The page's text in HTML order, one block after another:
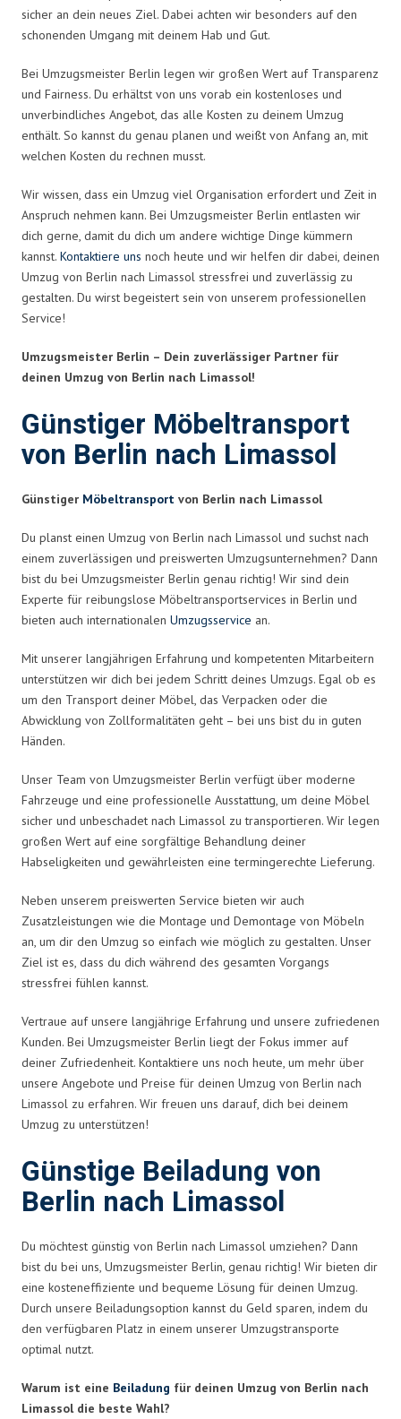
sicher an dein neues Ziel. Dabei achten wir besonders auf den
schonenden Umgang mit deinem Hab und Gut.
Bei Umzugsmeister Berlin legen wir großen Wert auf Transparenz
und Fairness. Du erhältst von uns vorab ein kostenloses und
unverbindliches Angebot, das alle Kosten zu deinem Umzug
enthält. So kannst du genau planen und weißt von Anfang an, mit
welchen Kosten du rechnen musst.
Wir wissen, dass ein Umzug viel Organisation erfordert und Zeit in
Anspruch nehmen kann. Bei Umzugsmeister Berlin entlasten wir
dich gerne, damit du dich um andere wichtige Dinge kümmern
kannst. Kontaktiere uns noch heute und wir helfen dir dabei, deinen
Umzug von Berlin nach Limassol stressfrei und zuverlässig zu
gestalten. Du wirst begeistert sein von unserem professionellen
Service!
Umzugsmeister Berlin – Dein zuverlässiger Partner für
deinen Umzug von Berlin nach Limassol!
Günstiger Möbeltransport
von Berlin nach Limassol
Günstiger Möbeltransport von Berlin nach Limassol
Du planst einen Umzug von Berlin nach Limassol und suchst nach
einem zuverlässigen und preiswerten Umzugsunternehmen? Dann
bist du bei Umzugsmeister Berlin genau richtig! Wir sind dein
Experte für reibungslose Möbeltransportservices in Berlin und
bieten auch internationalen Umzugsservice an.
Mit unserer langjährigen Erfahrung und kompetenten Mitarbeitern
unterstützen wir dich bei jedem Schritt deines Umzugs. Egal ob es
um den Transport deiner Möbel, das Verpacken oder die
Abwicklung von Zollformalitäten geht – bei uns bist du in guten
Händen.
Unser Team von Umzugsmeister Berlin verfügt über moderne
Fahrzeuge und eine professionelle Ausstattung, um deine Möbel
sicher und unbeschadet nach Limassol zu transportieren. Wir legen
großen Wert auf eine sorgfältige Behandlung deiner
Habseligkeiten und gewährleisten eine termingerechte Lieferung.
Neben unserem preiswerten Service bieten wir auch
Zusatzleistungen wie die Montage und Demontage von Möbeln
an, um dir den Umzug so einfach wie möglich zu gestalten. Unser
Ziel ist es, dass du dich während des gesamten Vorgangs
stressfrei fühlen kannst.
Vertraue auf unsere langjährige Erfahrung und unsere zufriedenen
Kunden. Bei Umzugsmeister Berlin liegt der Fokus immer auf
deiner Zufriedenheit. Kontaktiere uns noch heute, um mehr über
unsere Angebote und Preise für deinen Umzug von Berlin nach
Limassol zu erfahren. Wir freuen uns darauf, dich bei deinem
Umzug zu unterstützen!
Günstige Beiladung von
Berlin nach Limassol
Du möchtest günstig von Berlin nach Limassol umziehen? Dann
bist du bei uns, Umzugsmeister Berlin, genau richtig! Wir bieten dir
eine kosteneffiziente und bequeme Lösung für deinen Umzug.
Durch unsere Beiladungsoption kannst du Geld sparen, indem du
den verfügbaren Platz in einem unserer Umzugstransporte
optimal nutzt.
Warum ist eine Beiladung für deinen Umzug von Berlin nach
Limassol die beste Wahl?